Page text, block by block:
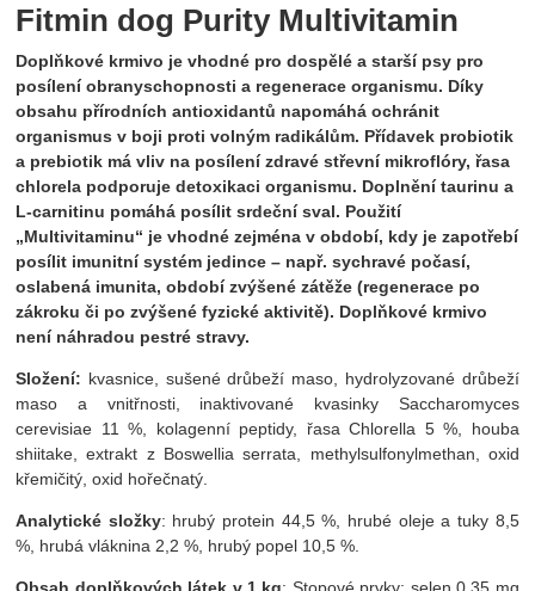
Fitmin dog Purity Multivitamin
Doplňkové krmivo je vhodné pro dospělé a starší psy pro
posílení obranyschopnosti a regenerace organismu. Díky
obsahu přírodních antioxidantů napomáhá ochránit
organismus v boji proti volným radikálům. Přídavek probiotik
a prebiotik má vliv na posílení zdravé střevní mikroflóry, řasa
chlorela podporuje detoxikaci organismu. Doplnění taurinu a
L-carnitinu pomáhá posílit srdeční sval. Použití
„Multivitaminu“ je vhodné zejména v období, kdy je zapotřebí
posílit imunitní systém jedince – např. sychravé počasí,
oslabená imunita, období zvýšené zátěže (regenerace po
zákroku či po zvýšené fyzické aktivitě). Doplňkové krmivo
není náhradou pestré stravy.
Složení: kvasnice, sušené drůbeží maso, hydrolyzované drůbeží
maso a vnitřnosti, inaktivované kvasinky Saccharomyces
cerevisiae 11 %, kolagenní peptidy, řasa Chlorella 5 %, houba
shiitake, extrakt z Boswellia serrata, methylsulfonylmethan, oxid
křemičitý, oxid hořečnatý.
Analytické složky: hrubý protein 44,5 %, hrubé oleje a tuky 8,5
%, hrubá vláknina 2,2 %, hrubý popel 10,5 %.